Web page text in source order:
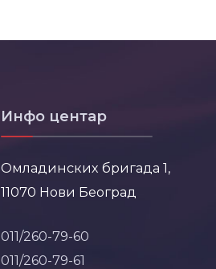
Инфо центар
Омладинских бригада 1,
11070 Нови Београд
011/260-79-60
011/260-79-61